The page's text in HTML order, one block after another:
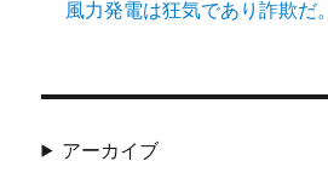
風力発電は狂気であり詐欺だ。
アーカイブ